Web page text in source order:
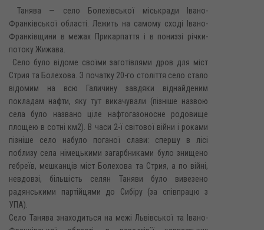
Танява — село Болехівської міськради Івано-
Франківської області. Лежить на самому сході Івано-
Франківщини в межах Прикарпаття і в пониззі річки-
потоку Жижава.
Село було відоме своїми заготівлями дров для міст
Стрия та Болехова. З початку 20-го століття село стало
відомим на всю Галичину завдяки віднайденим
покладам нафти, яку тут викачували (пізніше назвою
села було названо ціле нафтогазоносне родовище
площею в сотні км2). В часи 2-ї світової війни і роками
пізніше село набуло поганої слави: спершу в лісі
поблизу села німецькими загарбниками було знищено
гебреїв, мешканців міст Болехова та Стрия, а по війні,
невдовзі, більшість селян Таняви було вивезено
радянськими партійцями до Сибіру (за співпрацю з
УПА).
Село Танява знаходиться на межі Львівської та Івано-